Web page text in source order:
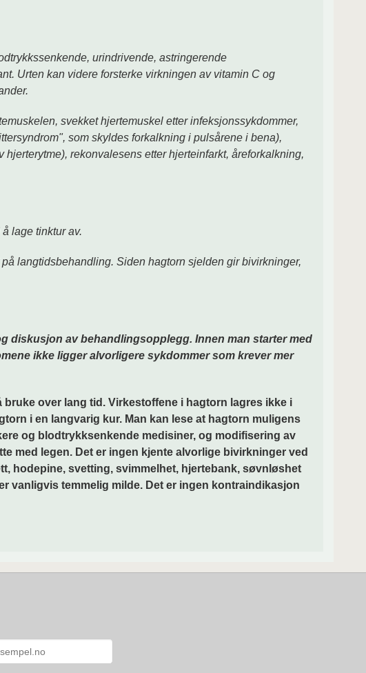
urindrivende, astringerende
Urten kan videre forsterke virkningen av vitamin C og
svekket hjertemuskel etter infeksjonssykdommer,
som skyldes forkalkning i pulsårene i bena),
rekonvalesens etter hjerteinfarkt, åreforkalkning,
lage tinktur av.
langtidsbehandling. Siden hagtorn sjelden gir bivirkninger,
diskusjon av behandlingsopplegg. Innen man starter med
ikke ligger alvorligere sykdommer som krever mer
over lang tid. Virkestoffene i hagtorn lagres ikke i
i en langvarig kur. Man kan lese at hagtorn muligens
og blodtrykksenkende medisiner, og modifisering av
med legen. Det er ingen kjente alvorlige bivirkninger ved
hodepine, svetting, svimmelhet, hjertebank, søvnløshet
vanligvis temmelig milde. Det er ingen kontraindikasjon